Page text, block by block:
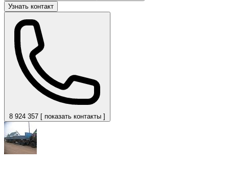
Узнать контакт
8 924 357 [ показать контакты ]